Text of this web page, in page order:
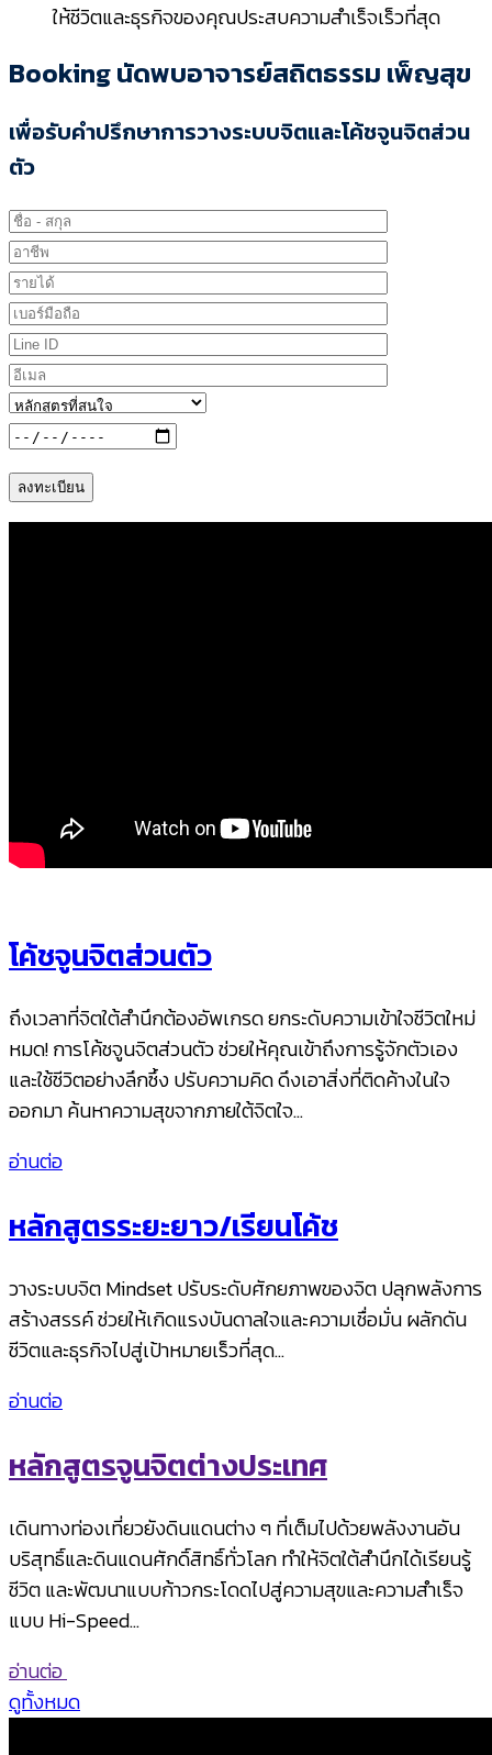
ให้ชีวิตและธุรกิจของคุณประสบความสำเร็จเร็วที่สุด
Booking นัดพบอาจารย์สถิตธรรม เพ็ญสุข
เพื่อรับคำปรึกษาการวางระบบจิตและโค้ชจูนจิตส่วน
ตัว
โค้ชจูนจิตส่วนตัว
ถึงเวลาที่จิตใต้สำนึกต้องอัพเกรด ยกระดับความเข้าใจชีวิตใหม่
หมด! การโค้ชจูนจิตส่วนตัว ช่วยให้คุณเข้าถึงการรู้จักตัวเอง
และใช้ชีวิตอย่างลึกซึ้ง ปรับความคิด ดึงเอาสิ่งที่ติดค้างในใจ
ออกมา ค้นหาความสุขจากภายใต้จิตใจ…
อ่านต่อ
หลักสูตรระยะยาว/เรียนโค้ช
วางระบบจิต Mindset ปรับระดับศักยภาพของจิต ปลุกพลังการ
สร้างสรรค์ ช่วยให้เกิดแรงบันดาลใจและความเชื่อมั่น ผลักดัน
ชีวิตและธุรกิจไปสู่เป้าหมายเร็วที่สุด…
อ่านต่อ
หลักสูตรจูนจิตต่างประเทศ
เดินทางท่องเที่ยวยังดินแดนต่าง ๆ ที่เต็มไปด้วยพลังงานอัน
บริสุทธิ์และดินแดนศักดิ์สิทธิ์ทั่วโลก ทำให้จิตใต้สำนึกได้เรียนรู้
ชีวิต และพัฒนาแบบก้าวกระโดดไปสู่ความสุขและความสำเร็จ
แบบ Hi-Speed…
อ่านต่อ
ดูทั้งหมด